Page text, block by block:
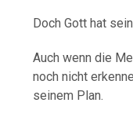
Doch Gott hat
Auch wenn die
noch nicht
seinem Plan.